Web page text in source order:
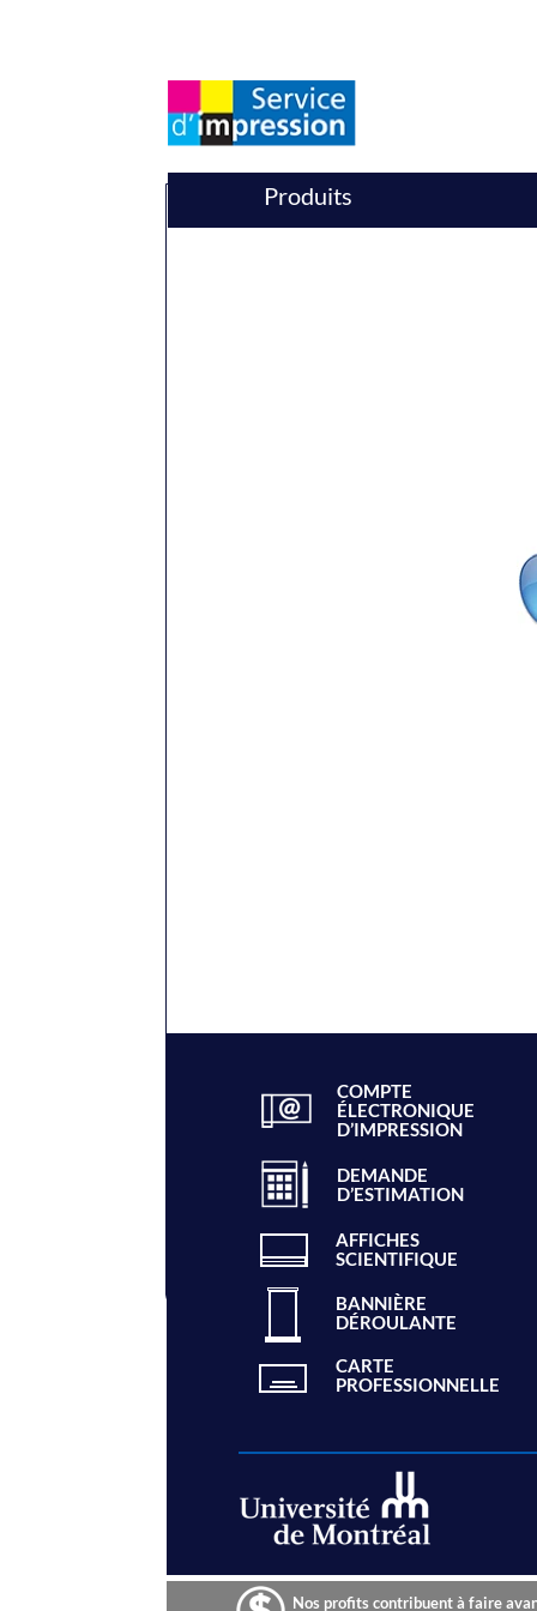
COMPTE
ÉLECTRONIQUE
D’IMPRESSION
DEMANDE
D’ESTIMATION
AFFICHES
SCIENTIFIQUE
BANNIÈRE
DÉROULANTE
CARTE
PROFESSIONNELLE
Nos profits contribuent à faire
Produits